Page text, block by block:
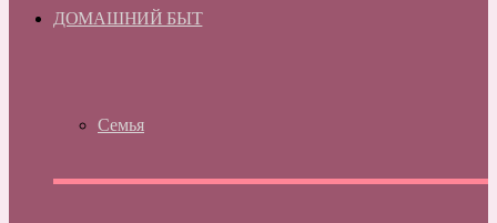
ДОМАШНИЙ БЫТ
Семья